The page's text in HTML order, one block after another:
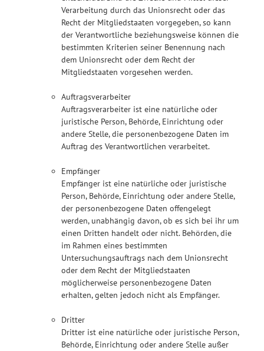
Verarbeitung durch das Unionsrecht oder das
Recht der Mitgliedstaaten vorgegeben, so kann
der Verantwortliche beziehungsweise können die
bestimmten Kriterien seiner Benennung nach
dem Unionsrecht oder dem Recht der
Mitgliedstaaten vorgesehen werden.
Auftragsverarbeiter
Auftragsverarbeiter ist eine natürliche oder
juristische Person, Behörde, Einrichtung oder
andere Stelle, die personenbezogene Daten im
Auftrag des Verantwortlichen verarbeitet.
Empfänger
Empfänger ist eine natürliche oder juristische
Person, Behörde, Einrichtung oder andere Stelle,
der personenbezogene Daten offengelegt
werden, unabhängig davon, ob es sich bei ihr um
einen Dritten handelt oder nicht. Behörden, die
im Rahmen eines bestimmten
Untersuchungsauftrags nach dem Unionsrecht
oder dem Recht der Mitgliedstaaten
möglicherweise personenbezogene Daten
erhalten, gelten jedoch nicht als Empfänger.
Dritter
Dritter ist eine natürliche oder juristische Person,
Behörde, Einrichtung oder andere Stelle außer